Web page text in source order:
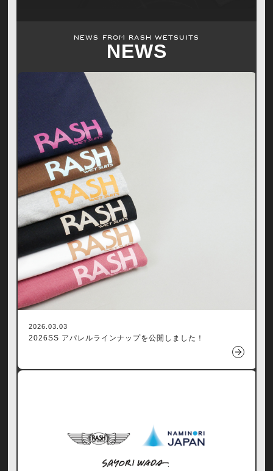
NEWS from RASH WETSUITS
NEWS
2026.03.03
2026SS アパレルラインナップを公開しました！